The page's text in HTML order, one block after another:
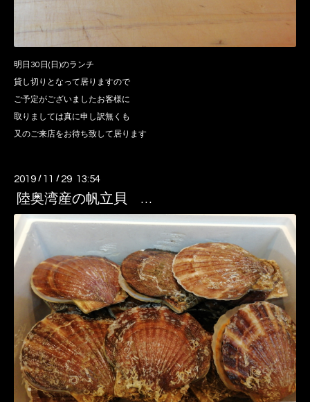
明日30日(日)のランチ
貸し切りとなって居りますので
ご予定がございましたお客様に
取りましては真に申し訳無くも
又のご来店をお待ち致して居ります
2019 / 11 / 29 13:54
陸奥湾産の帆立貝 …